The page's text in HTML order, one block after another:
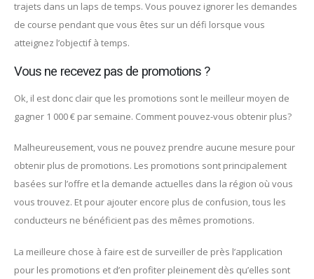
trajets dans un laps de temps. Vous pouvez ignorer les demandes
de course pendant que vous êtes sur un défi lorsque vous
atteignez l’objectif à temps.
Vous ne recevez pas de promotions ?
Ok, il est donc clair que les promotions sont le meilleur moyen de
gagner 1 000 € par semaine. Comment pouvez-vous obtenir plus?
Malheureusement, vous ne pouvez prendre aucune mesure pour
obtenir plus de promotions. Les promotions sont principalement
basées sur l’offre et la demande actuelles dans la région où vous
vous trouvez. Et pour ajouter encore plus de confusion, tous les
conducteurs ne bénéficient pas des mêmes promotions.
La meilleure chose à faire est de surveiller de près l’application
pour les promotions et d’en profiter pleinement dès qu’elles sont